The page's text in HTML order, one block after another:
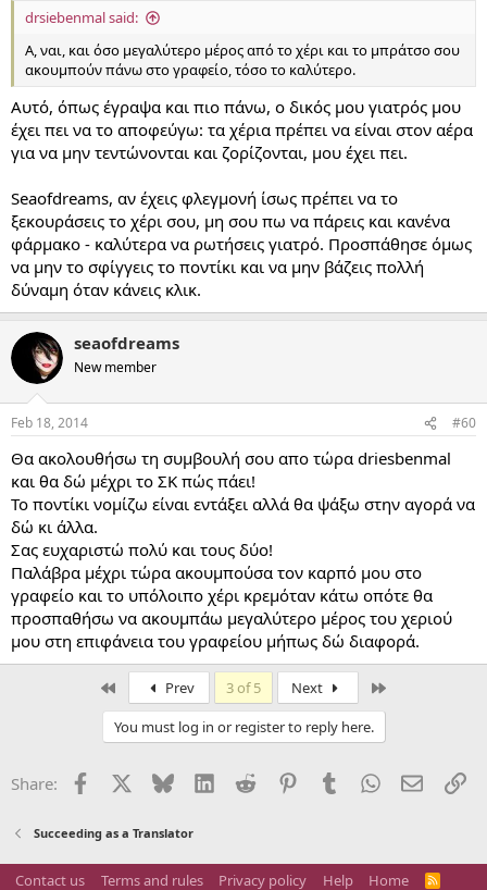
drsiebenmal said:
Α, ναι, και όσο μεγαλύτερο μέρος από το χέρι και το μπράτσο σου
ακουμπούν πάνω στο γραφείο, τόσο το καλύτερο.
Αυτό, όπως έγραψα και πιο πάνω, ο δικός μου γιατρός μου
έχει πει να το αποφεύγω: τα χέρια πρέπει να είναι στον αέρα
για να μην τεντώνονται και ζορίζονται, μου έχει πει.
Seaofdreams, αν έχεις φλεγμονή ίσως πρέπει να το
ξεκουράσεις το χέρι σου, μη σου πω να πάρεις και κανένα
φάρμακο - καλύτερα να ρωτήσεις γιατρό. Προσπάθησε όμως
να μην το σφίγγεις το ποντίκι και να μην βάζεις πολλή
δύναμη όταν κάνεις κλικ.
seaofdreams
New member
Feb 18, 2014 #60
Θα ακολουθήσω τη συμβουλή σου απο τώρα driesbenmal
και θα δώ μέχρι το ΣΚ πώς πάει!
Το ποντίκι νομίζω είναι εντάξει αλλά θα ψάξω στην αγορά να
δώ κι άλλα.
Σας ευχαριστώ πολύ και τους δύο!
Παλάβρα μέχρι τώρα ακουμπούσα τον καρπό μου στο
γραφείο και το υπόλοιπο χέρι κρεμόταν κάτω οπότε θα
προσπαθήσω να ακουμπάω μεγαλύτερο μέρος του χεριού
μου στη επιφάνεια του γραφείου μήπως δώ διαφορά.
Prev 3 of 5 Next
You must log in or register to reply here.
Share: Facebook Bluesky LinkedInReddit PinterestTumblrWhatsApp
Email
Succeeding as a Translator
Contact us Terms and rules Privacy policy Help Home
R